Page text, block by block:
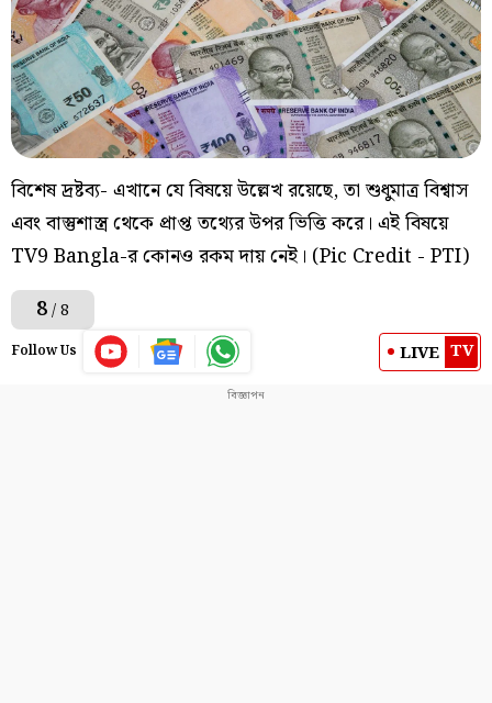
বিশেষ দ্রষ্টব্য- এখানে যে বিষয়ে উল্লেখ রয়েছে, তা শুধুমাত্র বিশ্বাস
এবং বাস্তুশাস্ত্র থেকে প্রাপ্ত তথ্যের উপর ভিত্তি করে। এই বিষয়ে
TV9 Bangla-র কোনও রকম দায় নেই। (Pic Credit - PTI)
8/ 8
Follow Us LIVE TV